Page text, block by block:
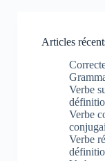
Articles
Verbe
Verbe
Verbe